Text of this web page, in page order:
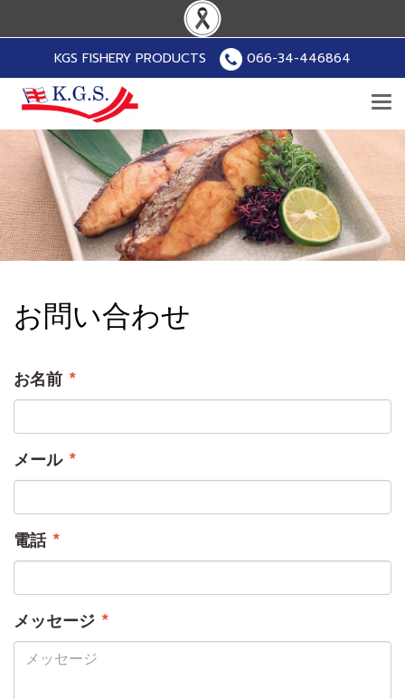
KGS FISHERY PRODUCTS 066-34-446864
お問い合わせ
お名前 *
メール*
電話*
メッセージ *